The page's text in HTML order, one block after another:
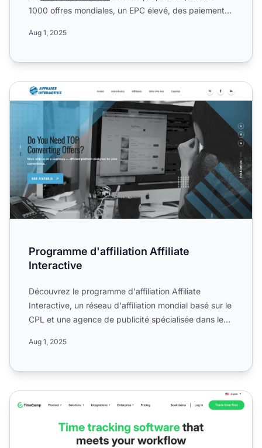
1000 offres mondiales, un EPC élevé, des paiements
Aug 1, 2025
Programme d'affiliation Affiliate Interactive
Programme d'affiliation Affiliate
Interactive
Découvrez le programme d'affiliation Affiliate
Interactive, un réseau d'affiliation mondial basé sur le
CPL et une agence de publicité spécialisée dans le
Aug 1, 2025
Programme d'affiliation TimeCamp